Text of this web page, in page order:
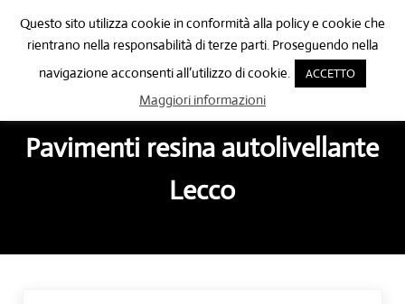
Posa pavimenti in resina Como
Posa pavimenti in resina Como
Menu Header Search
🔍
Pavimenti resina autolivellante
Lecco
Questo sito utilizza cookie in conformità alla policy e cookie che
rientrano nella responsabilità di terze parti. Proseguendo nella
navigazione acconsenti all’utilizzo di cookie.
ACCETTO
Maggiori informazioni